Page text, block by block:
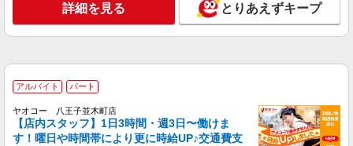
ヤオコー 八王子並木町店
スーパーマーケットの青果スタッフ
日・時間帯による） 9時迄：時給1420円〜 9時以
時給や募集内容はお問い合わせください
キープ 詳細を見る
詳細を見る とりあえずキープ
アルバイト パート
ヤオコー 八王子並木町店
【店内スタッフ】1日3時間・週3日〜働けま
す！曜日や時間帯により更に時給UP♪交通費支